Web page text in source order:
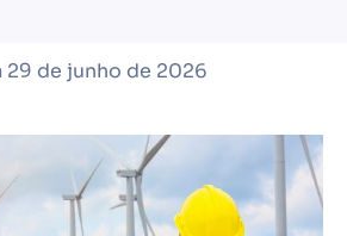
29 de junho de 2026